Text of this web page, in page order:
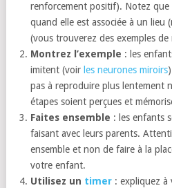
renforcement positif). Notez que
quand elle est associée à un lieu
(vous trouverez des exemples
Montrez l’exemple : les
imitent (voir les neurones miroirs
pas à reproduire plus lentement
étapes soient perçues et
Faites ensemble : les enfants
faisant avec leurs parents.
ensemble et non de faire à la
votre enfant.
Utilisez un timer : expliquez